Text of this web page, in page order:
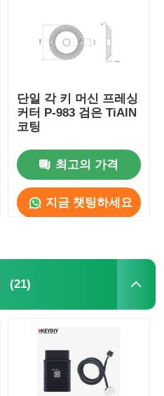
단일 각 키 머신 프레싱
커터 P-983 검은 TiAlN
코팅
최고의 가격
지금 챗팅하세요
(21)